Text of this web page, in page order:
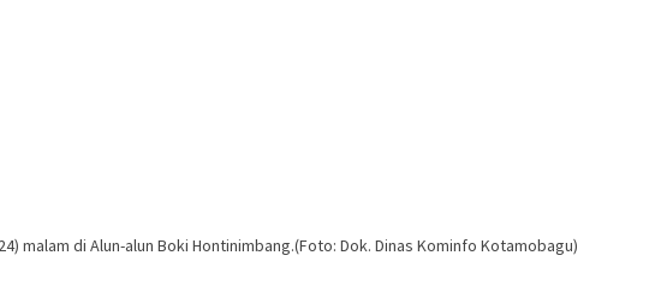
malam di Alun-alun Boki Hontinimbang.(Foto: Dok. Dinas Kominfo Kotamobagu)